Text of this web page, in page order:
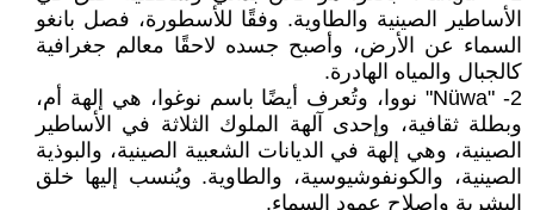
الأساطير الصينية والطاوية. وفقًا للأسطورة، فصل بانغو
السماء عن الأرض، وأصبح جسده لاحقًا معالم جغرافية
كالجبال والمياه الهادرة.
2- "Nüwa" نووا، وتُعرف أيضًا باسم نوغوا، هي إلهة أم،
وبطلة ثقافية، وإحدى آلهة الملوك الثلاثة في الأساطير
الصينية، وهي إلهة في الديانات الشعبية الصينية، والبوذية
الصينية، والكونفوشيوسية، والطاوية. ويُنسب إليها خلق
البشرية وإصلاح عمود السماء.